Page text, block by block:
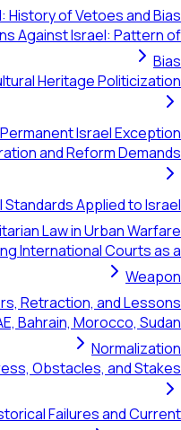
History of Vetoes and Bias
Against Israel: Pattern of
Bias
Heritage Politicization
Israel Exception
and Reform Demands
Applied to Israel
Law in Urban Warfare
International Courts as a
Weapon
Retraction, and Lessons
Bahrain, Morocco, Sudan
Normalization
Obstacles, and Stakes
Failures and Current